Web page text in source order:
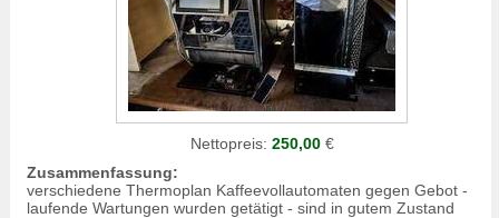
Nettopreis: 250,00€
Zusammenfassung:
verschiedene Thermoplan Kaffeevollautomaten gegen Gebot -
laufende Wartungen wurden getätigt - sind in gutem Zustand